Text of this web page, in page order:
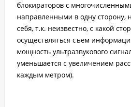
блокираторов с
направленными в одну сторону,
себя, т.к. неизвестно, с какой
осуществляться съем
мощность ультразвукового
уменьшается с увеличением
каждым метром).